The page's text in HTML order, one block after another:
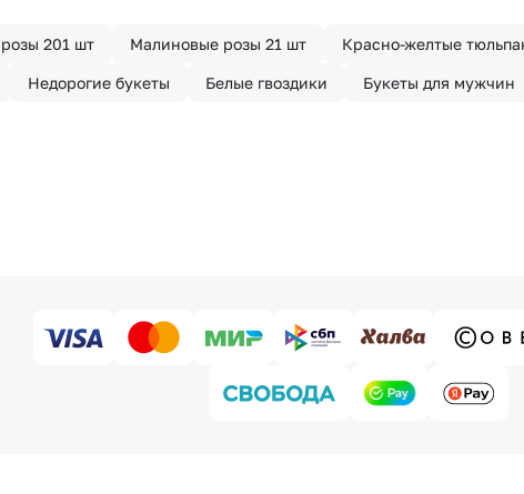
201 шт Малиновые розы 21 шт Красно-желтые
Недорогие букеты Белые гвоздики Букеты для мужчин